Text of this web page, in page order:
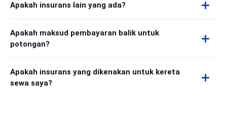
Apakah insurans lain yang ada?
Apakah maksud pembayaran balik untuk
potongan?
Apakah insurans yang dikenakan untuk kereta
sewa saya?